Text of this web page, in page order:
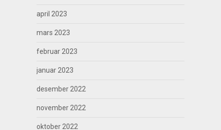
april 2023
mars 2023
februar 2023
januar 2023
desember 2022
november 2022
oktober 2022